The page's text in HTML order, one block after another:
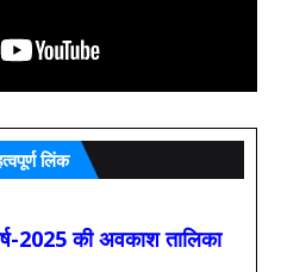
लिंक
2025 की अवकाश तालिका